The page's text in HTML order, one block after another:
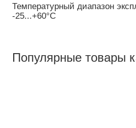
Температурный диапазон
-25...+60°С
Популярные товары